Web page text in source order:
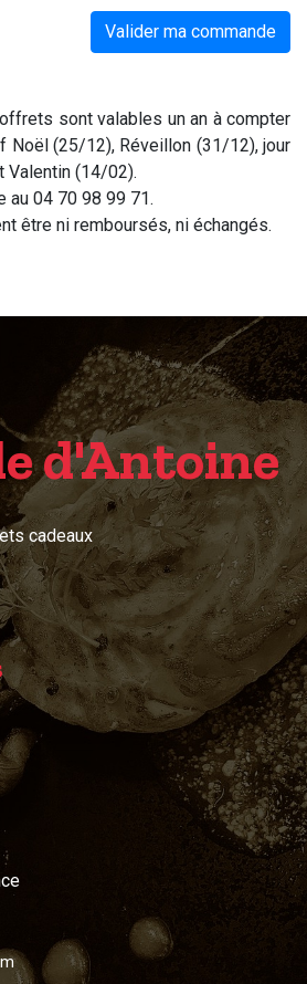
Valider ma commande
sont valables un an à compter
Noël (25/12), Réveillon (31/12), jour
Valentin (14/02).
au 04 70 98 99 71.
être ni remboursés, ni échangés.
d'Antoine
cadeaux